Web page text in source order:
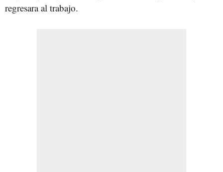
regresara al trabajo.